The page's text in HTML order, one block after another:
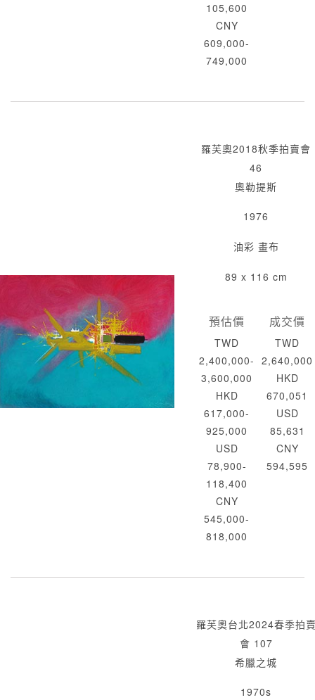
105,600
CNY
609,000-
749,000
羅芙奧2018秋季拍賣會
46
奧勒提斯
1976
油彩 畫布
89 x 116 cm
預估價
TWD
2,400,000-
3,600,000
HKD
617,000-
925,000
USD
78,900-
118,400
CNY
545,000-
818,000
成交價
TWD
2,640,000
HKD
670,051
USD
85,631
CNY
594,595
羅芙奧台北2024春季拍
會 107
希臘之城
1970s